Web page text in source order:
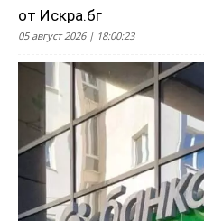
от Искра.бг
05 август 2026 | 18:00:23